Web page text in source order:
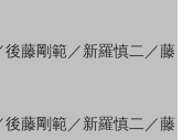
藤剛範／新羅慎二／藤
藤剛範／新羅慎二／藤